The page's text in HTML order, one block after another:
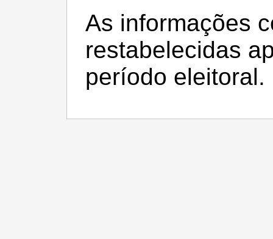
As informações
restabelecidas
período eleitoral.